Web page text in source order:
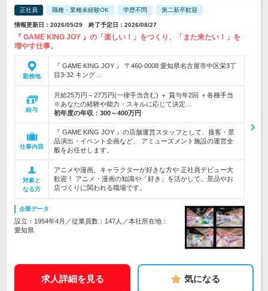
正社員 職種・業種未経験OK 学歴不問 第二新卒歓迎
情報更新日：2026/05/29 終了予定日：2026/08/27
『 GAME KING JOY 』の「楽しい！」をつくり、「また来たい！」を
増やす仕事。
勤務地
『 GAME KING JOY 』 〒460-0008 愛知県名古屋市中区栄3丁
目3-32 キング…
給与
月給25万円～27万円(一律手当含む) ＋ 賞与年2回 ＋各種手当
※あなたの経験や能力・スキルに応じて決定…
初年度の年収： 300～400万円
仕事内容
『 GAME KING JOY 』の店舗運営スタッフとして、接客・景
品演出・イベント企画など、 アミューズメント施設の運営全
般をお任せします。
対象と
なる方
アニメや漫画、キャラクターが好きな方や 正社員デビュー大
歓迎！ アニメ・漫画の知識や「好き」を活かして、景品やお
店づくりに関われる職場です。
企業データ
設立：1954年4月／従業員数：147人／本社所在地：
愛知県
求人詳細を見る 気になる